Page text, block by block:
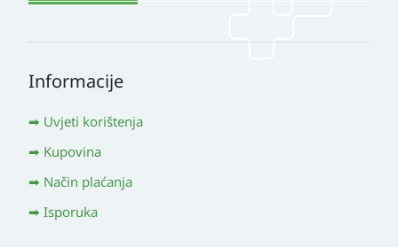
Informacije
Uvjeti korištenja
Kupovina
Način plaćanja
Isporuka